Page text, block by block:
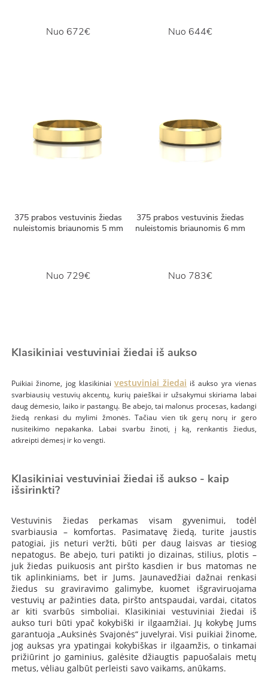
Nuo 672€ Nuo 644€
375 prabos vestuvinis žiedas
nuleistomis briaunomis 5 mm
Nuo 729€
375 prabos vestuvinis žiedas
nuleistomis briaunomis 6 mm
Nuo 783€
Klasikiniai vestuviniai žiedai iš aukso
Puikiai žinome, jog klasikiniai vestuviniai žiedai iš aukso yra vienas
svarbiausių vestuvių akcentų, kurių paieškai ir užsakymui skiriama labai
daug dėmesio, laiko ir pastangų. Be abejo, tai malonus procesas, kadangi
žiedą renkasi du mylimi žmonės. Tačiau vien tik gerų norų ir gero
nusiteikimo nepakanka. Labai svarbu žinoti, į ką, renkantis žiedus,
atkreipti dėmesį ir ko vengti.
Klasikiniai vestuviniai žiedai iš aukso - kaip
išsirinkti?
Vestuvinis žiedas perkamas visam gyvenimui, todėl
svarbiausia – komfortas. Pasimatavę žiedą, turite jaustis
patogiai, jis neturi veržti, būti per daug laisvas ar tiesiog
nepatogus. Be abejo, turi patikti jo dizainas, stilius, plotis –
juk žiedas puikuosis ant piršto kasdien ir bus matomas ne
tik aplinkiniams, bet ir Jums. Jaunavedžiai dažnai renkasi
žiedus su graviravimo galimybe, kuomet išgraviruojama
vestuvių ar pažinties data, piršto antspaudai, vardai, citatos
ar kiti svarbūs simboliai. Klasikiniai vestuviniai žiedai iš
aukso turi būti ypač kokybiški ir ilgaamžiai. Jų kokybę Jums
garantuoja „Auksinės Svajonės“ juvelyrai. Visi puikiai žinome,
jog auksas yra ypatingai kokybiškas ir ilgaamžis, o tinkamai
prižiūrint jo gaminius, galėsite džiaugtis papuošalais metų
metus, vėliau galbūt perleisti savo vaikams, anūkams.